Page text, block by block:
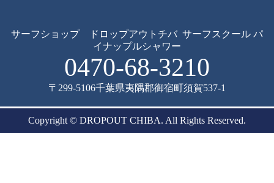
サーフショップ ドロップアウトチバ サーフスクール パ
イナップルシャワー
0470-68-3210
〒299-5106千葉県夷隅郡御宿町須賀537-1
Copyright © DROPOUT CHIBA. All Rights Reserved.